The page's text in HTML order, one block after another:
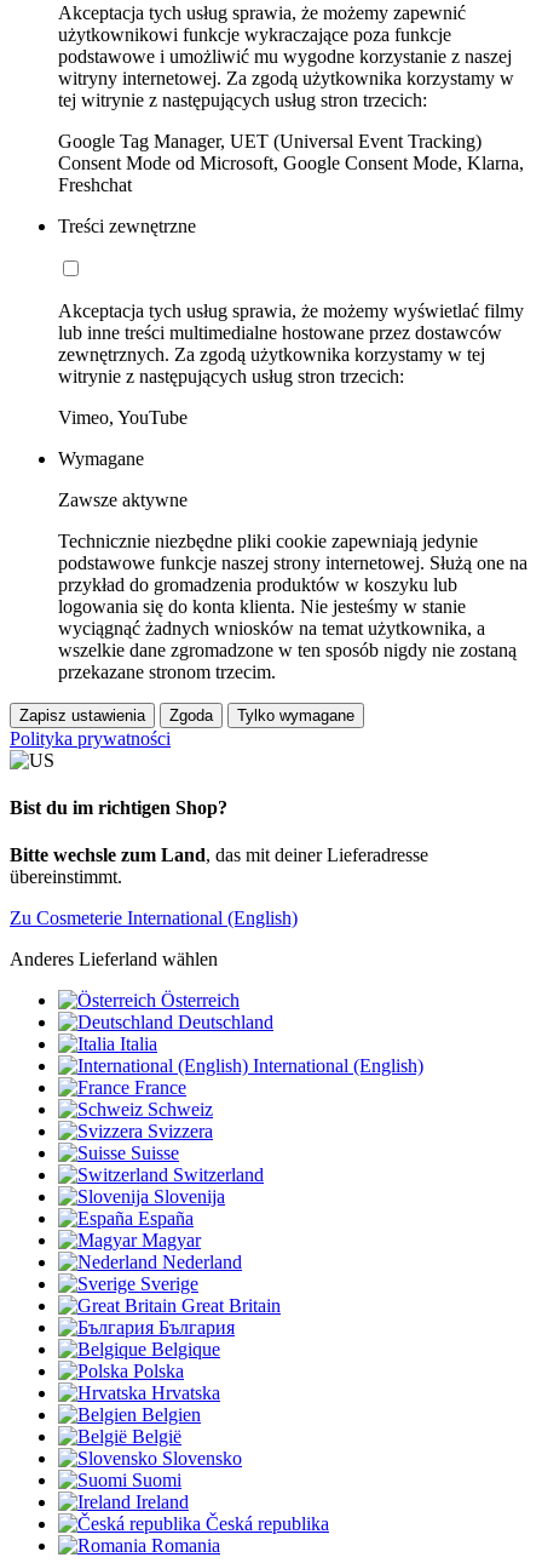
Akceptacja tych usług sprawia, że możemy zapewnić
użytkownikowi funkcje wykraczające poza funkcje
podstawowe i umożliwić mu wygodne korzystanie z naszej
witryny internetowej. Za zgodą użytkownika korzystamy w
tej witrynie z następujących usług stron trzecich:
Google Tag Manager, UET (Universal Event Tracking)
Consent Mode od Microsoft, Google Consent Mode, Klarna,
Freshchat
Treści zewnętrzne
Akceptacja tych usług sprawia, że możemy wyświetlać filmy
lub inne treści multimedialne hostowane przez dostawców
zewnętrznych. Za zgodą użytkownika korzystamy w tej
witrynie z następujących usług stron trzecich:
Vimeo, YouTube
Wymagane
Zawsze aktywne
Technicznie niezbędne pliki cookie zapewniają jedynie
podstawowe funkcje naszej strony internetowej. Służą one na
przykład do gromadzenia produktów w koszyku lub
logowania się do konta klienta. Nie jesteśmy w stanie
wyciągnąć żadnych wniosków na temat użytkownika, a
wszelkie dane zgromadzone w ten sposób nigdy nie zostaną
przekazane stronom trzecim.
Zapisz ustawienia Zgoda Tylko wymagane
Polityka prywatności
Bist du im richtigen Shop?
Bitte wechsle zum Land, das mit deiner Lieferadresse
übereinstimmt.
Zu Cosmeterie International (English)
Anderes Lieferland wählen
Österreich
Deutschland
Italia
International (English)
France
Schweiz
Svizzera
Suisse
Switzerland
Slovenija
España
Magyar
Nederland
Sverige
Great Britain
България
Belgique
Polska
Hrvatska
Belgien
België
Slovensko
Suomi
Ireland
Česká republika
Romania